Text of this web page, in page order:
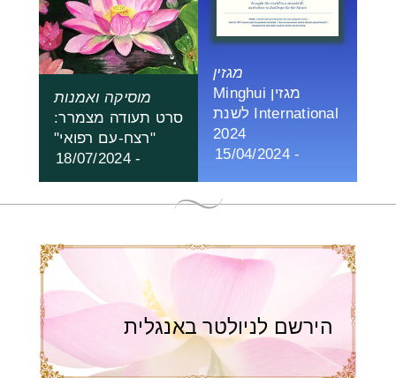
מגזין
מגזין Minghui
International לשנת
2024
- 15/04/2024
מוסיקה ואמנות
סרט תעודה מצמרר:
"רצח-עם רפואי"
- 18/07/2024
הירשם לניולטר באנגלית